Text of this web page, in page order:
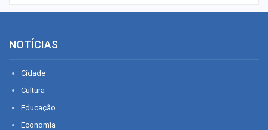
NOTÍCIAS
Cidade
Cultura
Educação
Economia